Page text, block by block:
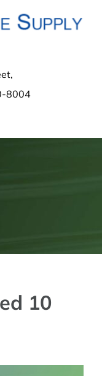
8004
10